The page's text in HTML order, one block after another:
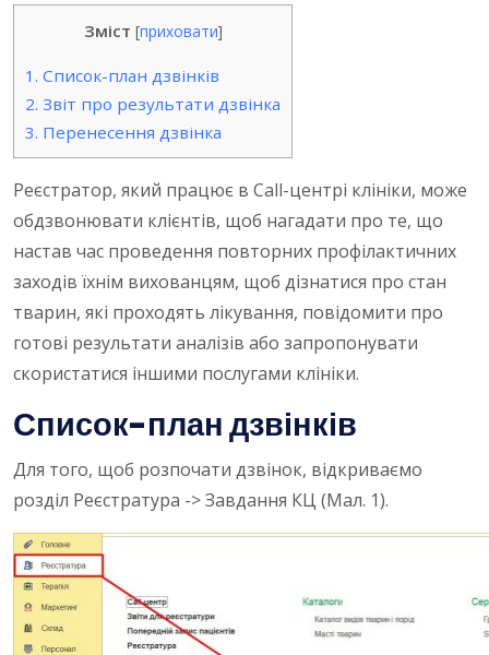
Зміст [приховати]
1. Список-план дзвінків
2. Звіт про результати дзвінка
3. Перенесення дзвінка
Реєстратор, який працює в Call-центрі клініки, може
обдзвонювати клієнтів, щоб нагадати про те, що
настав час проведення повторних профілактичних
заходів їхнім вихованцям, щоб дізнатися про стан
тварин, які проходять лікування, повідомити про
готові результати аналізів або запропонувати
скористатися іншими послугами клініки.
Список-план дзвінків
Для того, щоб розпочати дзвінок, відкриваємо
розділ Реєстратура -> Завдання КЦ (Мал. 1).